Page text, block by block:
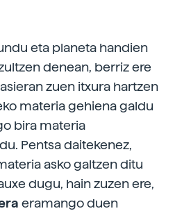
eta planeta handien
denean, berriz ere
zuen itxura hartzen
materia gehiena galdu
bira materia
Pentsa daitekenez,
asko galtzen ditu
dugu, hain zuzen ere,
eramango duen